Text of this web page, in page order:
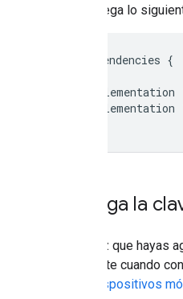
Agrega lo
dependencies {
implementation
implementation
Agrega la
Una vez que hayas
obtuviste cuando
para dispositivos